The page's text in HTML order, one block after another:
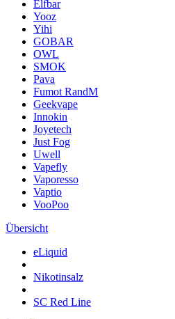
Elfbar
Yooz
Yihi
GOBAR
OWL
SMOK
Pava
Fumot RandM
Geekvape
Innokin
Joyetech
Just Fog
Uwell
Vapefly
Vaporesso
Vaptio
VooPoo
Übersicht
eLiquid
Nikotinsalz
SC Red Line